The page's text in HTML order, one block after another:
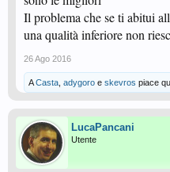
Il problema che se ti abitui
una qualità inferiore non
26 Ago 2016
ACasta adygoro e skevros piace
LucaPancani
Utente